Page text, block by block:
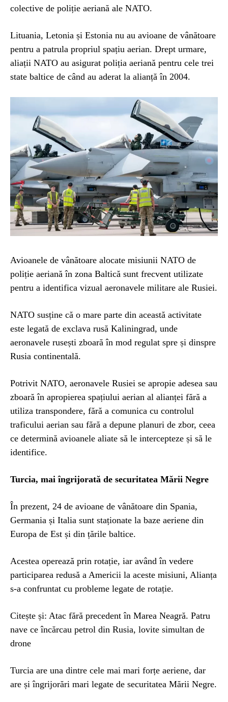
colective de poliție aeriană ale NATO.
Lituania, Letonia și Estonia nu au avioane de vânătoare
pentru a patrula propriul spațiu aerian. Drept urmare,
aliații NATO au asigurat poliția aeriană pentru cele trei
state baltice de când au aderat la alianță în 2004.
Avioanele de vânătoare alocate misiunii NATO de
poliție aeriană în zona Baltică sunt frecvent utilizate
pentru a identifica vizual aeronavele militare ale Rusiei.
NATO susține că o mare parte din această activitate
este legată de exclava rusă Kaliningrad, unde
aeronavele rusești zboară în mod regulat spre și dinspre
Rusia continentală.
Potrivit NATO, aeronavele Rusiei se apropie adesea sau
zboară în apropierea spațiului aerian al alianței fără a
utiliza transpondere, fără a comunica cu controlul
traficului aerian sau fără a depune planuri de zbor, ceea
ce determină avioanele aliate să le intercepteze și să le
identifice.
Turcia, mai îngrijorată de securitatea Mării Negre
În prezent, 24 de avioane de vânătoare din Spania,
Germania și Italia sunt staționate la baze aeriene din
Europa de Est și din țările baltice.
Acestea operează prin rotație, iar având în vedere
participarea redusă a Americii la aceste misiuni, Alianța
s-a confruntat cu probleme legate de rotație.
Citește și: Atac fără precedent în Marea Neagră. Patru
nave ce încărcau petrol din Rusia, lovite simultan de
drone
Turcia are una dintre cele mai mari forțe aeriene, dar
are și îngrijorări mari legate de securitatea Mării Negre.